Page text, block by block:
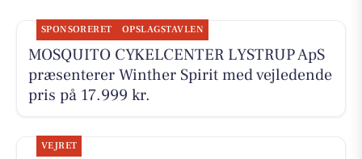
SPONSORERET OPSLAGSTAVLEN
MOSQUITO CYKELCENTER LYSTRUP ApS
præsenterer Winther Spirit med vejledende
pris på 17.999 kr.
VEJRET